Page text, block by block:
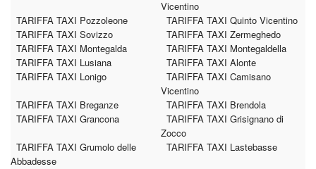
Vicentino
TARIFFA TAXI Pozzoleone
TARIFFA TAXI Quinto Vicentino
TARIFFA TAXI Sovizzo
TARIFFA TAXI Zermeghedo
TARIFFA TAXI Montegalda
TARIFFA TAXI Montegaldella
TARIFFA TAXI Lusiana
TARIFFA TAXI Alonte
TARIFFA TAXI Lonigo
TARIFFA TAXI Camisano
Vicentino
TARIFFA TAXI Breganze
TARIFFA TAXI Brendola
TARIFFA TAXI Grancona
TARIFFA TAXI Grisignano di
Zocco
TARIFFA TAXI Grumolo delle
Abbadesse
TARIFFA TAXI Lastebasse